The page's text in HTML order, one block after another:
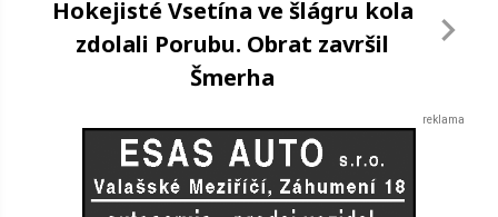
Hokejisté Vsetína ve šlágru kola
zdolali Porubu. Obrat završil
Šmerha